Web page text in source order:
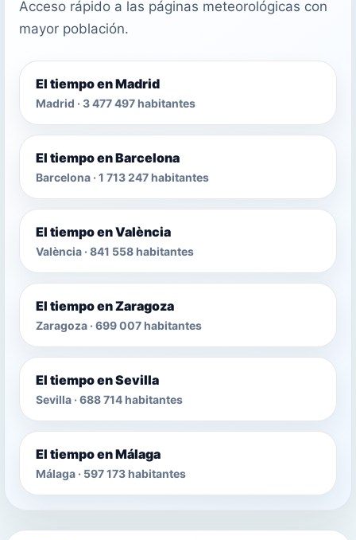
Acceso rápido a las páginas meteorológicas con
mayor población.
El tiempo en Madrid
Madrid · 3 477 497 habitantes
El tiempo en Barcelona
Barcelona · 1 713 247 habitantes
El tiempo en València
València · 841 558 habitantes
El tiempo en Zaragoza
Zaragoza · 699 007 habitantes
El tiempo en Sevilla
Sevilla · 688 714 habitantes
El tiempo en Málaga
Málaga · 597 173 habitantes